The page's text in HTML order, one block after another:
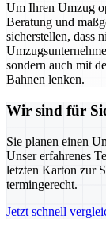
Um Ihren Umzug
Beratung und
sicherstellen, dass
sondern auch mit
Bahnen lenken.
Wir sind für
Sie planen einen
Unser erfahrenes
letzten Karton zur
termingerecht.
Jetzt schnell